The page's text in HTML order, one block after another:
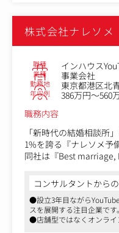
【4】緊急対応
・配信中トラブル（シ
体調不良等）への一次対
・優先度判断とプロデ
＜向いている方＞
指示を待つのではなく
を自分なりに考えて動け
数字を見るのも人と接
ら急なトラブル対応ま
る方に向いています。
プロデューサーの意図
量でチャンネルを持ち
＜具体的には＞
・オンラインセミナー
・対面セミナー・会場
・講師のオファー、打
・企画構成・配信環境
・社内メンバー・外部
・配信後の振り返り、改
など
配信技術だけでなく、
関われるポジションで
ありません。
講師の魅力をどう引き
日の進行をどうスムー
えながら配信をつくっ
株式会社ナレソメ
職種 インハウス
業種 事業会社
勤務地 東京都港区北
年収例
386万円～560
職務内容
「新時代の結婚相談所
1%を誇る『ナレソメ予
同社は『Best
急拡大させています。
その要となるのが、
ンネルを運営しており
を突破。
コンサルタントから
●設立3年目ながら
スを展開する注目企業です。
●店舗型ではなくオンライ